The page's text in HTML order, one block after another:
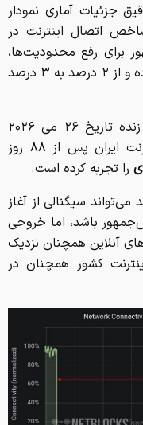
جزئیات آماری نمودار
اتصال اینترنت در
برای رفع محدودیت‌ها،
تغییر بسیار جزئی و ناچیزی را ثبت کرده و از ۲ درصد به ۳ درصد
مقایسه آمارهای پیشین با داده‌های زنده تاریخ ۲۶ می ۲۰۲۶
(امروز) آشکار می‌سازد که شبکه اینترنت ایران پس از ۸۸ روز
را تجربه کرده است.
دسترسی از ۲ به ۳ درصد می‌تواند سیگنالی از آغاز
باشد، اما خروجی
آنلاین همچنان نزدیک
کشور همچنان در